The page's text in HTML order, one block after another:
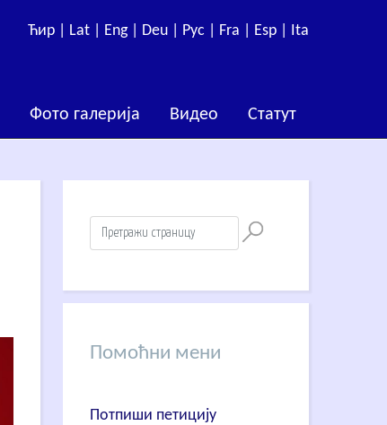
Ћир | Lat | Eng | Deu | Рус | Fra | Esp | Ita
Фото галерија Видео Статут
Помоћни мени
Потпиши петицију